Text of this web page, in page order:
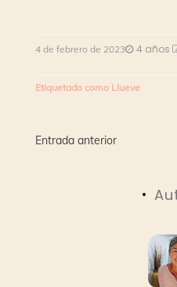
4 de febrero de 2023 4 años
Etiquetado como Llueve
Navegación
entradas
Entrada anterior